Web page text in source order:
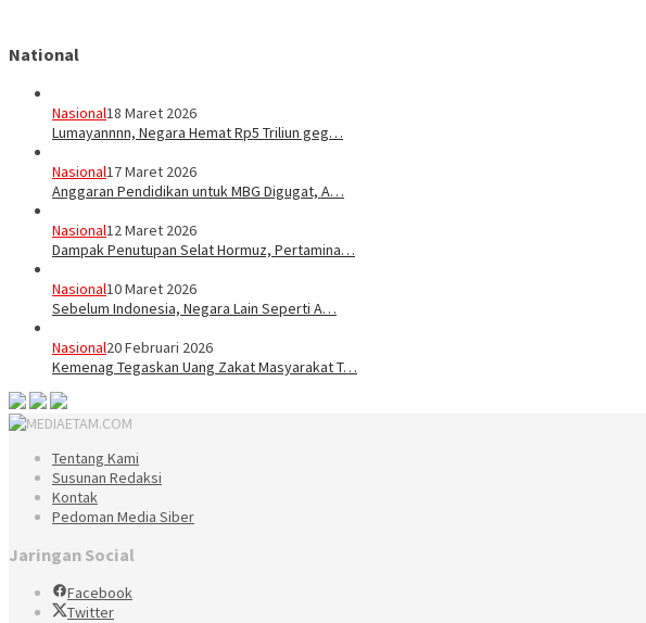
National
Nasional18 Maret 2026
Lumayannnn, Negara Hemat Rp5 Triliun geg…
Nasional17 Maret 2026
Anggaran Pendidikan untuk MBG Digugat, A…
Nasional12 Maret 2026
Dampak Penutupan Selat Hormuz, Pertamina…
Nasional10 Maret 2026
Sebelum Indonesia, Negara Lain Seperti A…
Nasional20 Februari 2026
Kemenag Tegaskan Uang Zakat Masyarakat T…
Tentang Kami
Susunan Redaksi
Kontak
Pedoman Media Siber
Jaringan Social
Facebook
Twitter